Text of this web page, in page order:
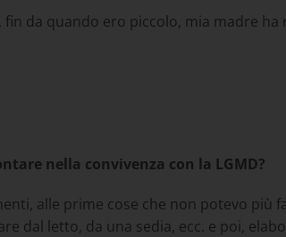
da quando ero piccolo, mia madre
nella convivenza con la LGMD?
alle prime cose che non potevo più
dal letto, da una sedia, ecc. e poi,